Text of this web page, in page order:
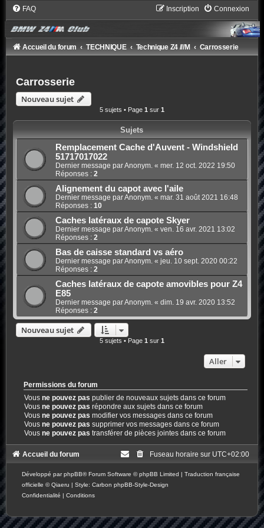
FAQ Connexion
Inscription
Accueil du forum TECHNIQUE Technique Z4 ///M Carrosserie
Carrosserie
Nouveau sujet
5 sujets • Page 1 sur 1
Sujets
Remplacement Cache d'Auvent - Windshield
51717017022
Dernier message par Anonym. « mer. 12 oct. 2022 19:50
Réponses : 2
Alignement du capot avec l'aile
Dernier message par Anonym. « mar. 31 août 2021 16:48
Réponses : 10
Caches latéraux de capote Skyer
Dernier message par Anonym. « ven. 16 avr. 2021 13:02
Réponses : 2
Bas de caisse standard vs aéro
Dernier message par Anonym. « jeu. 10 sept. 2020 00:22
Réponses : 2
Caches latéraux de capote amovibles pour Z4
E85
Dernier message par Anonym. « dim. 19 avr. 2020 13:52
Réponses : 2
Nouveau sujet
5 sujets • Page 1 sur 1
Aller
Permissions du forum
Vousne pouvez pas publier de nouveaux sujets dans ce forum
Vousne pouvez pas répondre aux sujets dans ce forum
Vousne pouvez pas modifier vos messages dans ce forum
Vousne pouvez pas supprimer vos messages dans ce forum
Vousne pouvez pas transférer de pièces jointes dans ce forum
Accueil du forum Fuseau horaire sur UTC+02:00
Développé parphpBB® Forum Software © phpBB Limited | Traduction française
officielle ©Qiaeru | Style: Carbon phpBB-Style-Design
Confidentialité | Conditions